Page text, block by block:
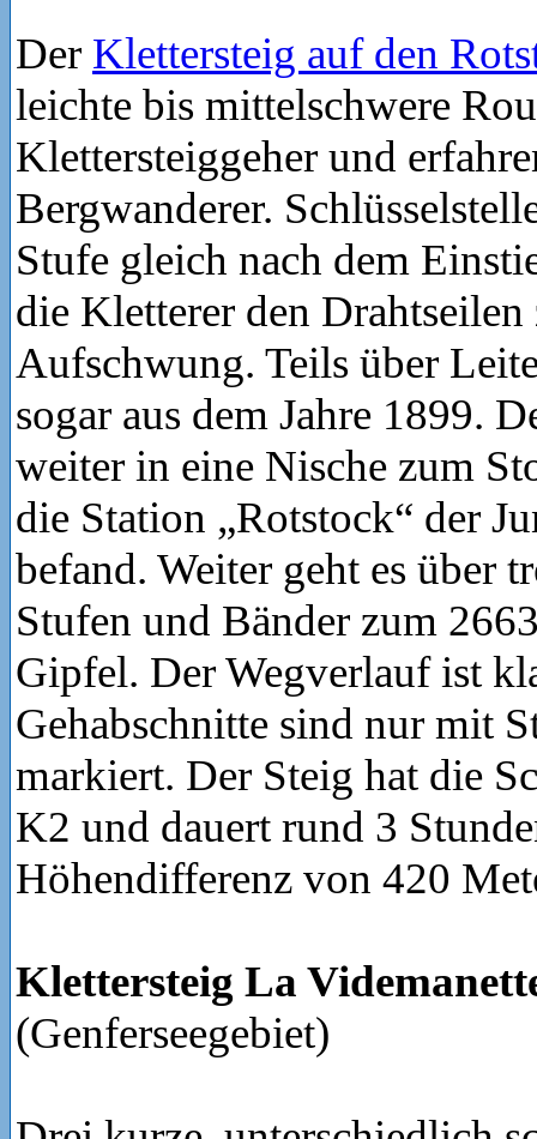
Der Klettersteig auf den
leichte bis mittelschwere
Klettersteiggeher und
Bergwanderer.
Stufe gleich nach dem
die Kletterer den Drahtseilen
Aufschwung. Teils über
sogar aus dem Jahre 1899.
weiter in eine Nische zum
die Station „Rotstock“ der
befand. Weiter geht es über
Stufen und Bänder zum
Gipfel. Der Wegverlauf ist
Gehabschnitte sind nur mit
markiert. Der Steig hat die
K2 und dauert rund 3
Höhendifferenz von 420
Klettersteig La
(Genferseegebiet)